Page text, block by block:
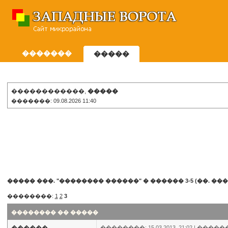
������� �����
������������, �����
�������: 09.08.2026 11:40
����� ���. "�������� ������"� ������ 3-5 (��.
��������: 1 2 3
�������� �� �����